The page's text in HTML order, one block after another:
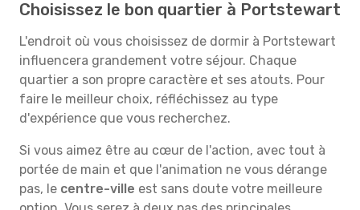
Choisissez le bon quartier à Portstewart
L'endroit où vous choisissez de dormir à Portstewart
influencera grandement votre séjour. Chaque
quartier a son propre caractère et ses atouts. Pour
faire le meilleur choix, réfléchissez au type
d'expérience que vous recherchez.
Si vous aimez être au cœur de l'action, avec tout à
portée de main et que l'animation ne vous dérange
pas, le centre-ville est sans doute votre meilleure